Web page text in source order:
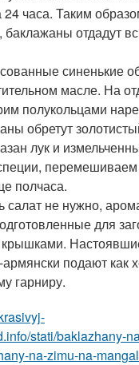
часа. Таким
баклажаны отдадут
синенькие
масле. На
полукольцами
обретут
лук и
перемешиваем
полчаса.
салат не нужно,
для
подают как
гарниру.
stati/baklazhany-
na-zimu-na-